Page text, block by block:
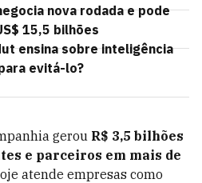
nova rodada e pode
15,5 bilhões
ensina sobre inteligência
evitá-lo?
gerou R$ 3,5 bilhões
e parceiros em mais de
atende empresas como